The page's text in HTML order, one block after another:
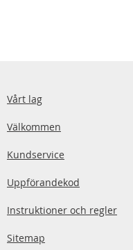
Vårt lag
Välkommen
Kundservice
Uppförandekod
Instruktioner och regler
Sitemap